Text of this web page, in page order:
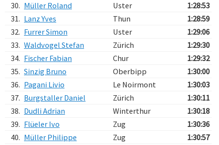
30. Müller Roland Uster
1:28:53
31. Lanz Yves Thun
1:28:59
32. Furrer Simon Uster
1:29:06
33. Waldvogel Stefan Zürich
1:29:30
34. Fischer Fabian Chur
1:29:32
35. Sinzig Bruno Oberbipp
1:30:00
36. Pagani Livio Le Noirmont
1:30:03
37. Burgstaller Daniel Zürich
1:30:11
38. Dudli Adrian Winterthur
1:30:18
39. Flüeler Ivo Zug
1:30:36
40. Müller Philippe Zug
1:30:57